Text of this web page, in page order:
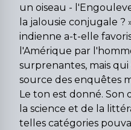
un oiseau -
la jalousie conjugale
indienne a-t-elle
l'Amérique par
surprenantes, mais
source des enquêtes
Le ton est donné. Son
la science et de la
telles catégories